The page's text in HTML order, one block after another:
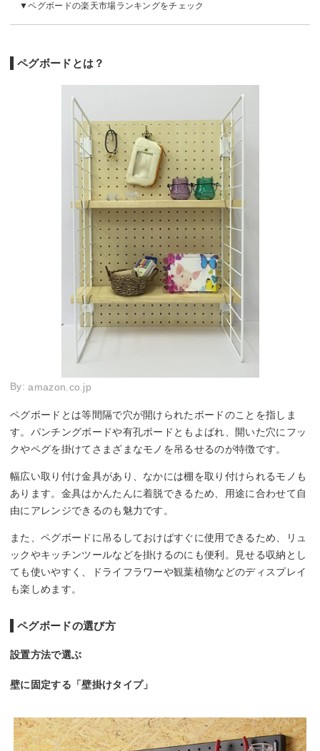
ペグボードの楽天市場ランキングをチェック
ペグボードとは？
By:amazon.co.jp
ペグボードとは等間隔で穴が開けられたボードのことを指しま
す。パンチングボードや有孔ボードともよばれ、開いた穴にフッ
クやペグを掛けてさまざまなモノを吊るせるのが特徴です。
幅広い取り付け金具があり、なかには棚を取り付けられるモノも
あります。金具はかんたんに着脱できるため、用途に合わせて自
由にアレンジできるのも魅力です。
また、ペグボードに吊るしておけばすぐに使用できるため、リュ
ックやキッチンツールなどを掛けるのにも便利。見せる収納とし
ても使いやすく、ドライフラワーや観葉植物などのディスプレイ
も楽しめます。
ペグボードの選び方
設置方法で選ぶ
壁に固定する「壁掛けタイプ」